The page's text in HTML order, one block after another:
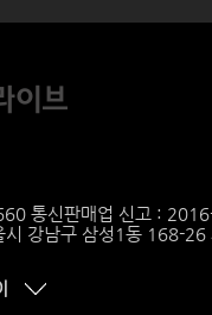
통신판매업 신고 :
시 강남구 삼성1동 168-